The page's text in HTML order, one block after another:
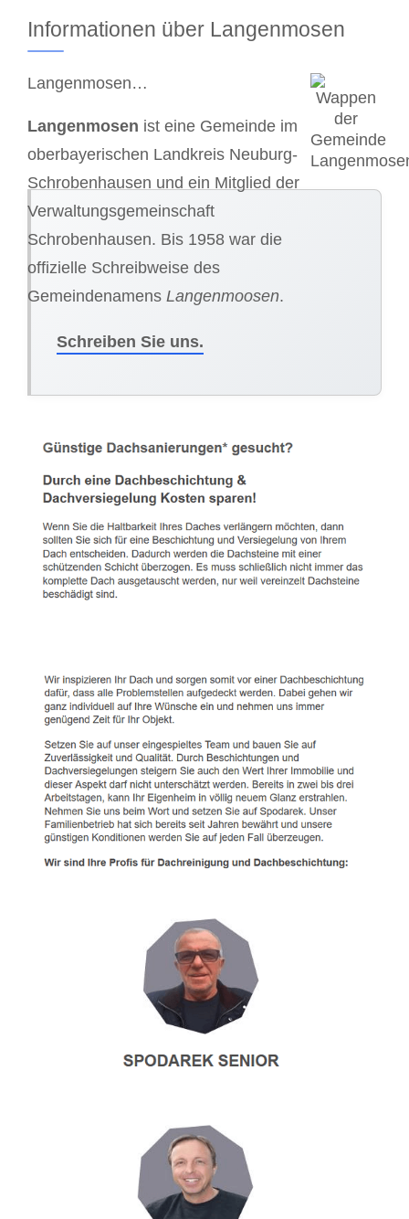
Informationen über Langenmosen
Langenmosen…
Langenmosen ist eine Gemeinde im
oberbayerischen Landkreis Neuburg-
Schrobenhausen und ein Mitglied der
Verwaltungsgemeinschaft
Schrobenhausen. Bis 1958 war die
offizielle Schreibweise des
Gemeindenamens Langenmoosen.
Schreiben Sie uns.